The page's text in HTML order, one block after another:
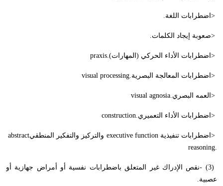
> اضطرابات اللغة.
>صعوبة إيجاد الكلمات.
> اضطرابات الأداء الحركي (المهارات)praxis.
> اضطرابات المعالجة البصريةvisual processing.
> العمه البصريvisual agnosia.
> اضطرابات الأداء التعميريconstruction.
> اضطرابات تنفيذية executive function والتركيز والتفكير المنطقيabstract
reasoning.
- (3)نقص الإدراك غير المتعلق باضطرابات نفسية أو أمراض جهازية أو
عصبية.